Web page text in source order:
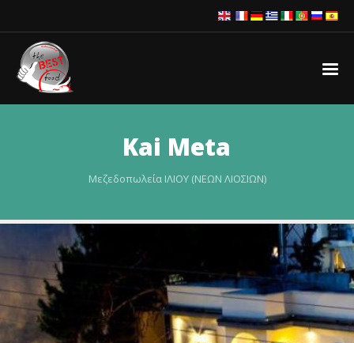
Kai Meta
Μεζεδοπωλεία ΙΛΙΟΥ (ΝΕΩΝ ΛΙΟΣΙΩΝ)